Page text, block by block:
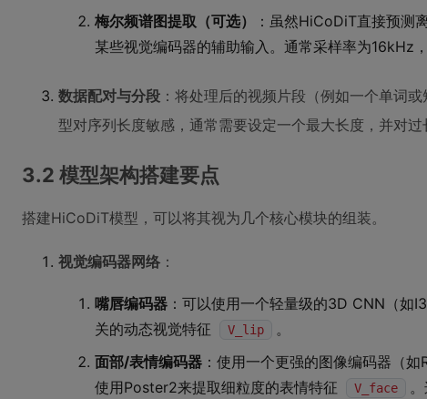
梅尔频谱图提取（可选）
：虽然HiCoDiT直接预测
某些视觉编码器的辅助输入。通常采样率为16kHz
数据配对与分段 ：将处理后的视频片段（例如一个单词
型对序列长度敏感，通常需要设定一个最大长度，并对过
3.2 模型架构搭建要点
搭建HiCoDiT模型，可以将其视为几个核心模块的组装。
视觉编码器网络 ：
嘴唇编码器 ：可以使用一个轻量级的3D CNN（
关的动态视觉特征
V_lip
。
面部/表情编码器 ：使用一个更强的图像编码器（
使用Poster2来提取细粒度的表情特征
V_face